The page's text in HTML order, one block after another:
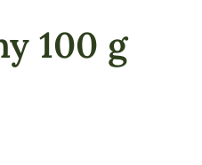
100 g